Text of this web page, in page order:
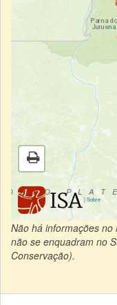
|Sobre
Não há informações
não se enquadram no
Conservação).